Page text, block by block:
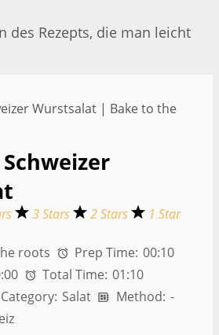
des Rezepts, die man leicht
3 Stars 2 Stars 1 Star
roots Prep Time: 00:10
Total Time: 01:10
Category: Salat Method: -